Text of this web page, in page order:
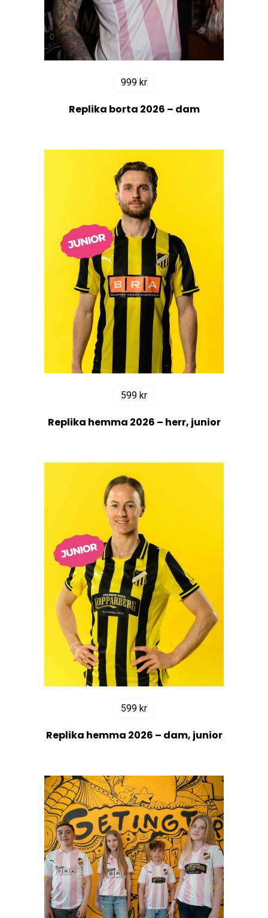
999 kr
Replika borta 2026 – dam
599 kr
Replika hemma 2026 – herr, junior
599 kr
Replika hemma 2026 – dam, junior